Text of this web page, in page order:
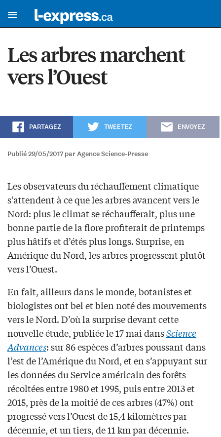
Les arbres marchent
vers l’Ouest
PARTAGEZ TWEETEZ ENVOYEZ
Publié 29/05/2017 par Agence Science-Presse
Les observateurs du réchauffement climatique
s’attendent à ce que les arbres avancent vers le
Nord: plus le climat se réchaufferait, plus une
bonne partie de la flore profiterait de printemps
plus hâtifs et d’étés plus longs. Surprise, en
Amérique du Nord, les arbres progressent plutôt
vers l’Ouest.
En fait, ailleurs dans le monde, botanistes et
biologistes ont bel et bien noté des mouvements
vers le Nord. D’où la surprise devant cette
nouvelle étude, publiée le 17 mai dansScience
Advances: sur 86 espèces d’arbres poussant dans
l’est de l’Amérique du Nord, et en s’appuyant sur
les données du Service américain des forêts
récoltées entre 1980 et 1995, puis entre 2013 et
2015, près de la moitié de ces arbres (47%) ont
progressé vers l’Ouest de 15,4 kilomètres par
décennie, et un tiers, de 11 km par décennie.